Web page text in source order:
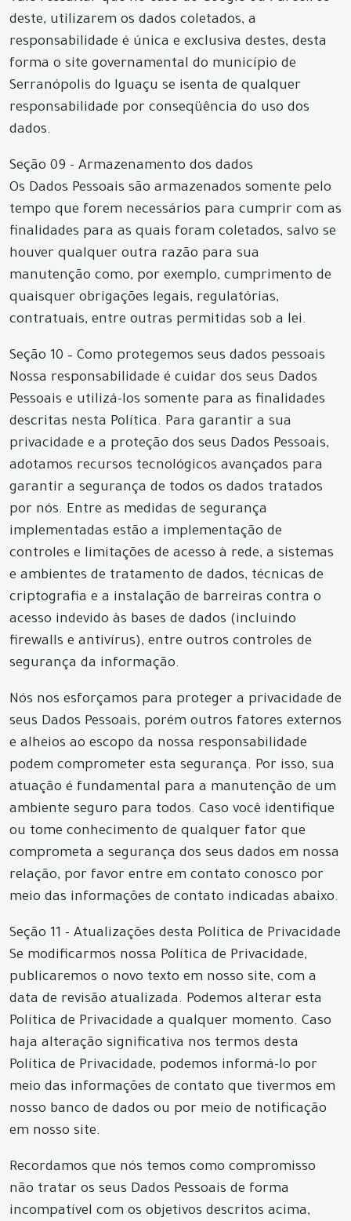
deste, utilizarem os dados coletados, a
responsabilidade é única e exclusiva destes, desta
forma o site governamental do município de
Serranópolis do Iguaçu se isenta de qualquer
responsabilidade por conseqüência do uso dos
dados.
Seção 09 - Armazenamento dos dados
Os Dados Pessoais são armazenados somente pelo
tempo que forem necessários para cumprir com as
finalidades para as quais foram coletados, salvo se
houver qualquer outra razão para sua
manutenção como, por exemplo, cumprimento de
quaisquer obrigações legais, regulatórias,
contratuais, entre outras permitidas sob a lei.
Seção 10 – Como protegemos seus dados pessoais
Nossa responsabilidade é cuidar dos seus Dados
Pessoais e utilizá-los somente para as finalidades
descritas nesta Política. Para garantir a sua
privacidade e a proteção dos seus Dados Pessoais,
adotamos recursos tecnológicos avançados para
garantir a segurança de todos os dados tratados
por nós. Entre as medidas de segurança
implementadas estão a implementação de
controles e limitações de acesso à rede, a sistemas
e ambientes de tratamento de dados, técnicas de
criptografia e a instalação de barreiras contra o
acesso indevido às bases de dados (incluindo
firewalls e antivírus), entre outros controles de
segurança da informação.
Nós nos esforçamos para proteger a privacidade de
seus Dados Pessoais, porém outros fatores externos
e alheios ao escopo da nossa responsabilidade
podem comprometer esta segurança. Por isso, sua
atuação é fundamental para a manutenção de um
ambiente seguro para todos. Caso você identifique
ou tome conhecimento de qualquer fator que
comprometa a segurança dos seus dados em nossa
relação, por favor entre em contato conosco por
meio das informações de contato indicadas abaixo.
Seção 11 - Atualizações desta Política de Privacidade
Se modificarmos nossa Política de Privacidade,
publicaremos o novo texto em nosso site, com a
data de revisão atualizada. Podemos alterar esta
Política de Privacidade a qualquer momento. Caso
haja alteração significativa nos termos desta
Política de Privacidade, podemos informá-lo por
meio das informações de contato que tivermos em
nosso banco de dados ou por meio de notificação
em nosso site.
Recordamos que nós temos como compromisso
não tratar os seus Dados Pessoais de forma
incompatível com os objetivos descritos acima,